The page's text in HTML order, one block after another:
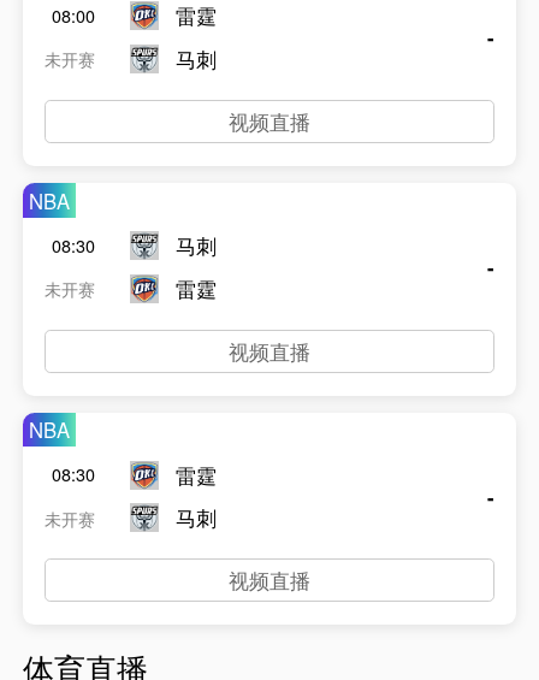
08:00
未开赛
雷霆
马刺
-
视频直播
NBA
08:30
未开赛
马刺
雷霆
-
视频直播
NBA
08:30
未开赛
雷霆
马刺
-
视频直播
体育直播